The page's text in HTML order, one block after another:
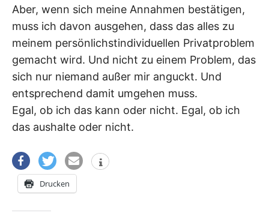
Aber, wenn sich meine Annahmen bestätigen,
muss ich davon ausgehen, dass das alles zu
meinem persönlichstindividuellen Privatproblem
gemacht wird. Und nicht zu einem Problem, das
sich nur niemand außer mir anguckt. Und
entsprechend damit umgehen muss.
Egal, ob ich das kann oder nicht. Egal, ob ich
das aushalte oder nicht.
Drucken